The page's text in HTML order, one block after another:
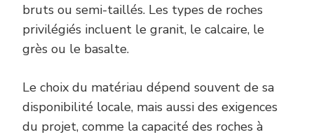
bruts ou semi-taillés. Les types de roches
privilégiés incluent le granit, le calcaire, le
grès ou le basalte.
Le choix du matériau dépend souvent de sa
disponibilité locale, mais aussi des exigences
du projet, comme la capacité des roches à